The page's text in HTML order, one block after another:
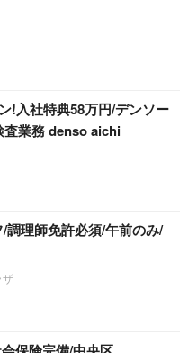
!入社特典58万円/デンソー
査業務 denso aichi
/調理師免許必須/午前のみ/
ザ